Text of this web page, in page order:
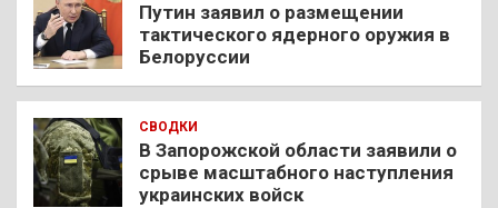
Путин заявил о размещении
тактического ядерного оружия в
Белоруссии
СВОДКИ
В Запорожской области заявили о
срыве масштабного наступления
украинских войск